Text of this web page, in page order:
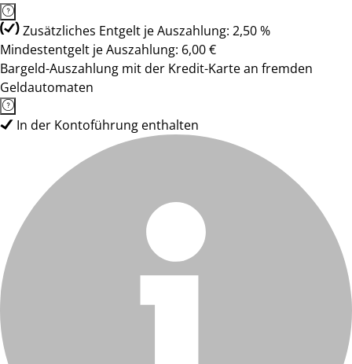
Zusätzliches Entgelt je Auszahlung: 2,50 %
Mindestentgelt je Auszahlung: 6,00 €
Bargeld-Auszahlung mit der Kredit-Karte an fremden
Geldautomaten
In der Kontoführung enthalten